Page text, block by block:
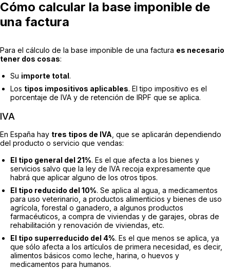
Cómo calcular la base imponible de
una factura
Para el cálculo de la base imponible de una factura es necesario
tener dos cosas:
Su importe total.
Los tipos impositivos aplicables. El tipo impositivo es el
porcentaje de IVA y de retención de IRPF que se aplica.
IVA
En España hay tres tipos de IVA , que se aplicarán dependiendo
del producto o servicio que vendas:
El tipo general del 21%. Es el que afecta a los bienes y
servicios salvo que la ley de IVA recoja expresamente que
habrá que aplicar alguno de los otros tipos.
El tipo reducido del 10%. Se aplica al agua, a medicamentos
para uso veterinario, a productos alimenticios y bienes de uso
agrícola, forestal o ganadero, a algunos productos
farmacéuticos, a compra de viviendas y de garajes, obras de
rehabilitación y renovación de viviendas, etc.
El tipo superreducido del 4%. Es el que menos se aplica, ya
que sólo afecta a los artículos de primera necesidad, es decir,
alimentos básicos como leche, harina, o huevos y
medicamentos para humanos.